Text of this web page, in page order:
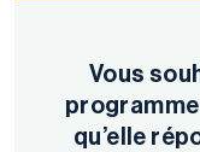
Vous
qu’elle